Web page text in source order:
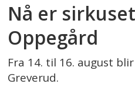
Nå er
Oppegård
Fra 14. til 16. august
Greverud.